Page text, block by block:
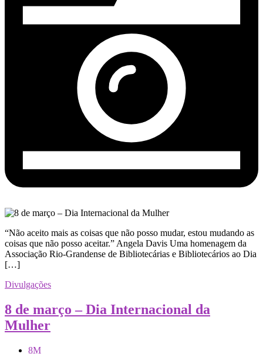
“Não aceito mais as coisas que não posso mudar, estou mudando as
coisas que não posso aceitar.” Angela Davis Uma homenagem da
Associação Rio-Grandense de Bibliotecárias e Bibliotecários ao Dia
[…]
Divulgações
8 de março – Dia Internacional da
Mulher
8M